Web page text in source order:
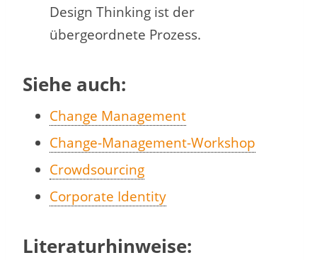
Design Thinking ist der
übergeordnete Prozess.
Siehe auch:
Change Management
Change-Management-Workshop
Crowdsourcing
Corporate Identity
Literaturhinweise: